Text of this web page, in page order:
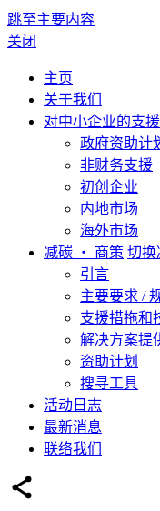
跳至主要内容
关闭
主页
关于我们
对中小企业的支援
政府资助计
非财务支援
初创企业
内地市场
海外市场
减碳 ‧ 商策 切
引言
主要要求 /
支援措拖和
解决方案提
资助计划
搜寻工具
活动日志
最新消息
联络我们